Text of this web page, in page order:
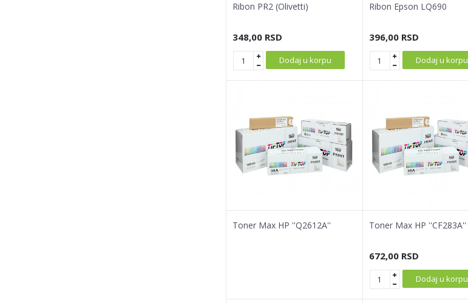
Ribon PR2 (Olivetti)
348,00 RSD
Dodaj u korpu
Ribon Epson LQ690
396,00 RSD
Dodaj u korpu
Toner Max HP ''Q2612A'' Toner Max HP ''CF283A''
672,00 RSD
Dodaj u korpu